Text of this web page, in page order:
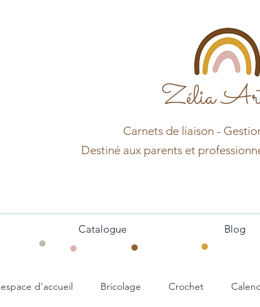
Zélia
Carnets de liaison - Gesti
Destiné aux parents et
Catalogue Blog
d’accueil Bricolage Crochet